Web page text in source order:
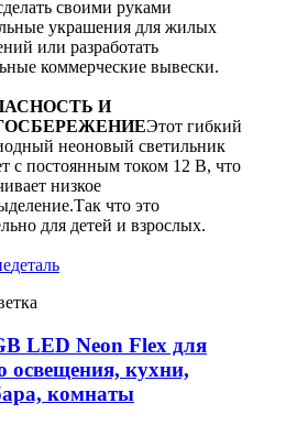
своими руками
украшения для жилых
или разработать
коммерческие вывески.
И
Этот гибкий
неоновый светильник
с постоянным током 12 В, что
низкое
что это
для детей и взрослых.
деталь
LED Neon Flex для
освещения, кухни,
комнаты